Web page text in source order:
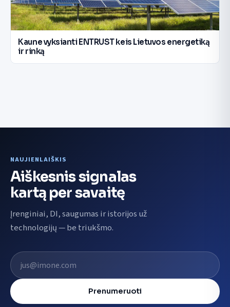
Kaune vyksianti ENTRUST keis Lietuvos energetiką
ir rinką
NAUJIENLAIŠKIS
Aiškesnis signalas
kartą per savaitę
Įrenginiai, DI, saugumas ir istorijos už
technologijų — be triukšmo.
El. pašto adresas
Prenumeruoti